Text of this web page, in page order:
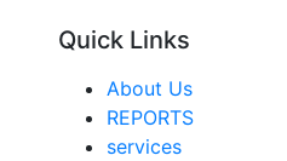
Quick Links
About Us
REPORTS
services